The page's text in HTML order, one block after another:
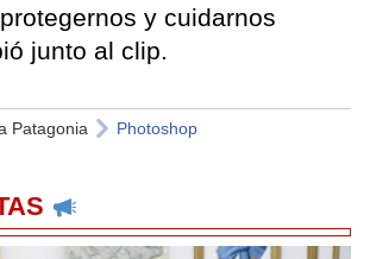
y cuidarnos
junto al clip.
Patagonia Photoshop